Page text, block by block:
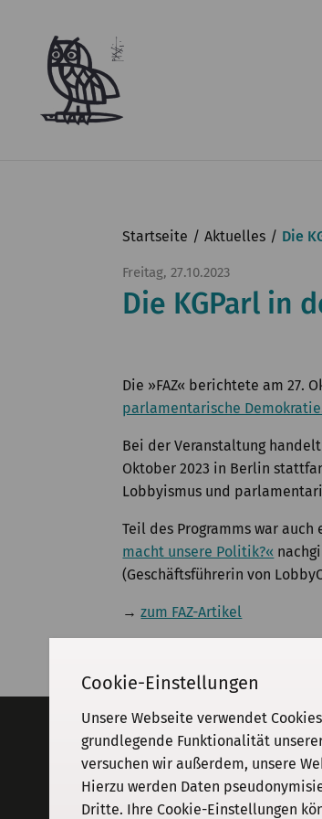
Startseite Aktuelles Die
Freitag, 27.10.2023
Die KGParl in
Die »FAZ« berichtete am 27.
parlamentarische
Bei der Veranstaltung
Oktober 2023 in Berlin
Lobbyismus und
Teil des Programms war
macht unsere Politik?«
(Geschäftsführerin von
→zum FAZ-Artikel
Adresse
KGParl
Kommission für Geschichte
Parlamentarismus und der
Cookie-Einstellungen
Unsere Webseite verwendet
grundlegende Funktionalität
versuchen wir außerdem, unsere
Hierzu werden Daten
Dritte. Ihre Cookie-Einstellungen